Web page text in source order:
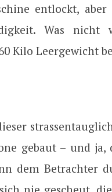
entlockt,
Was
Kilo Leergewicht
gebaut – und
dem Betrachter